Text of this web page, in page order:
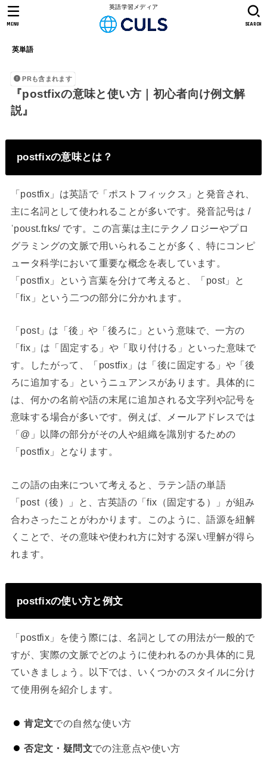
英語学習メディア
英単語
SEARCH
MENU
PRも含まれます
『postfixの意味と使い方｜初心者向け例文解
説』
postfixの意味とは？
「postfix」は英語で「ポストフィックス」と発音され、
主に名詞として使われることが多いです。発音記号は /
ˈpoʊst.fɪks/ です。この言葉は主にテクノロジーやプロ
グラミングの文脈で用いられることが多く、特にコンピ
ュータ科学において重要な概念を表しています。
「postfix」という言葉を分けて考えると、「post」と
「fix」という二つの部分に分かれます。
「post」は「後」や「後ろに」という意味で、一方の
「fix」は「固定する」や「取り付ける」といった意味で
す。したがって、「postfix」は「後に固定する」や「後
ろに追加する」というニュアンスがあります。具体的に
は、何かの名前や語の末尾に追加される文字列や記号を
意味する場合が多いです。例えば、メールアドレスでは
「@」以降の部分がその人や組織を識別するための
「postfix」となります。
この語の由来について考えると、ラテン語の単語
「post（後）」と、古英語の「fix（固定する）」が組み
合わさったことがわかります。このように、語源を紐解
くことで、その意味や使われ方に対する深い理解が得ら
れます。
postfixの使い方と例文
「postfix」を使う際には、名詞としての用法が一般的で
すが、実際の文脈でどのように使われるのか具体的に見
ていきましょう。以下では、いくつかのスタイルに分け
て使用例を紹介します。
肯定文での自然な使い方
否定文・疑問文での注意点や使い方